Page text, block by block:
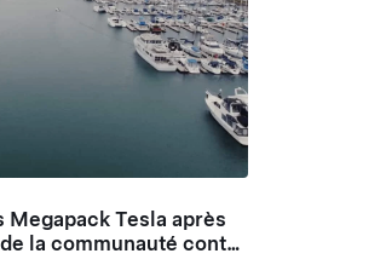
Tesla après
la communauté contre